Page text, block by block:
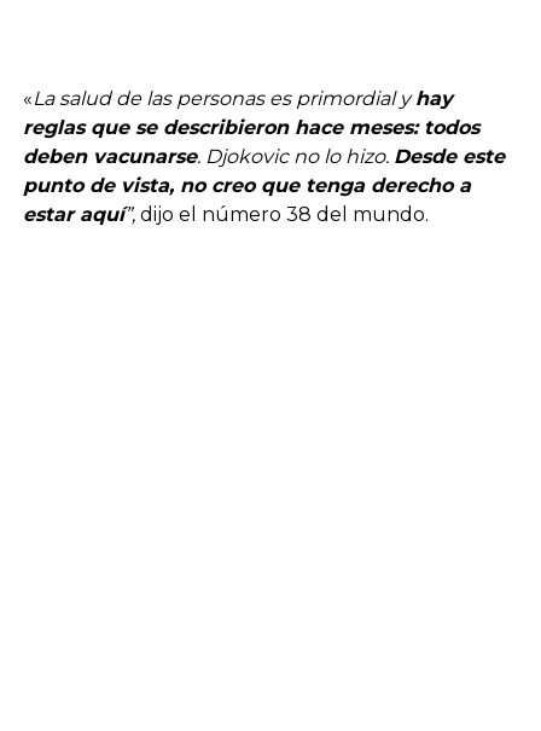
«La salud de las personas es primordial yhay
reglas que se describieron hace meses: todos
deben vacunarse. Djokovic no lo hizo. Desde este
punto de vista, no creo que tenga derecho a
estar aquí”,dijo el número 38 del mundo.